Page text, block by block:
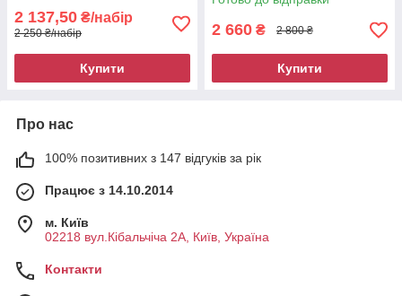
2 137,50 ₴/набір
2 250 ₴/набір
Купити
2 660 ₴ 2 800 ₴
Купити
Про нас
100% позитивних з 147 відгуків за рік
Працює з 14.10.2014
м. Київ
02218 вул.Кібальчіча 2А, Київ, Україна
Контакти